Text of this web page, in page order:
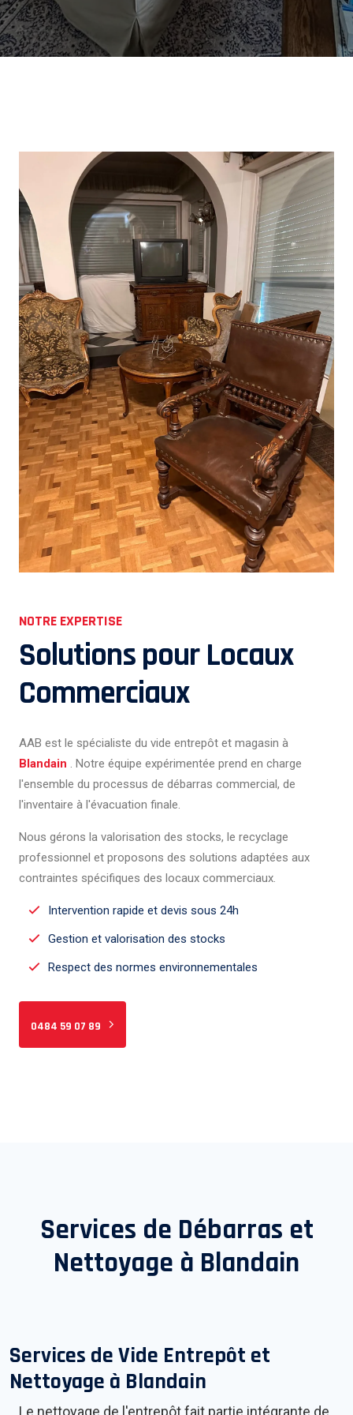
NOTRE EXPERTISE
Solutions pour Locaux
Commerciaux
AAB est le spécialiste du vide entrepôt et magasin à
Blandain . Notre équipe expérimentée prend en charge
l'ensemble du processus de débarras commercial, de
l'inventaire à l'évacuation finale.
Nous gérons la valorisation des stocks, le recyclage
professionnel et proposons des solutions adaptées aux
contraintes spécifiques des locaux commerciaux.
Intervention rapide et devis sous 24h
Gestion et valorisation des stocks
Respect des normes environnementales
0484 59 07 89
Services de Débarras et
Nettoyage à Blandain
Services de Vide Entrepôt et
Nettoyage à Blandain
Le nettoyage de l'entrepôt fait partie intégrante de